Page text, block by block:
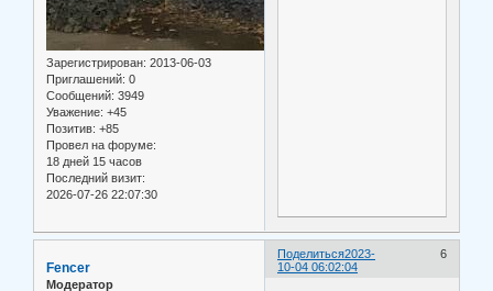
Зарегистрирован: 2013-06-03
Приглашений: 0
Сообщений: 3949
Уважение: +45
Позитив: +85
Провел на форуме:
18 дней 15 часов
Последний визит:
2026-07-26 22:07:30
Поделиться 6
2023-
10-04 06:02:04
Fencer
Модератор